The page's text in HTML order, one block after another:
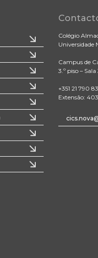
Colégio
Universidade
Campus de
3.º piso – Sala
+351 21 790
Extensão: